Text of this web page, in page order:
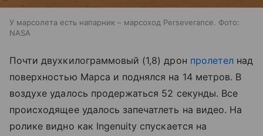
У марсолета есть напарник – марсоход Perseverance. Фото:
NASA
Почти двухкилограммовый (1,8) дрон пролетел над
поверхностью Марса и поднялся на 14 метров. В
воздухе удалось продержаться 52 секунды. Все
происходящее удалось запечатлеть на видео. На
ролике видно как Ingenuity спускается на